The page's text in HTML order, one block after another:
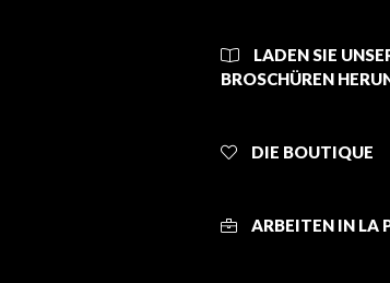
LADEN SIE
BROSCHÜREN
DIE BOUTIQUE
ARBEITEN IN LA